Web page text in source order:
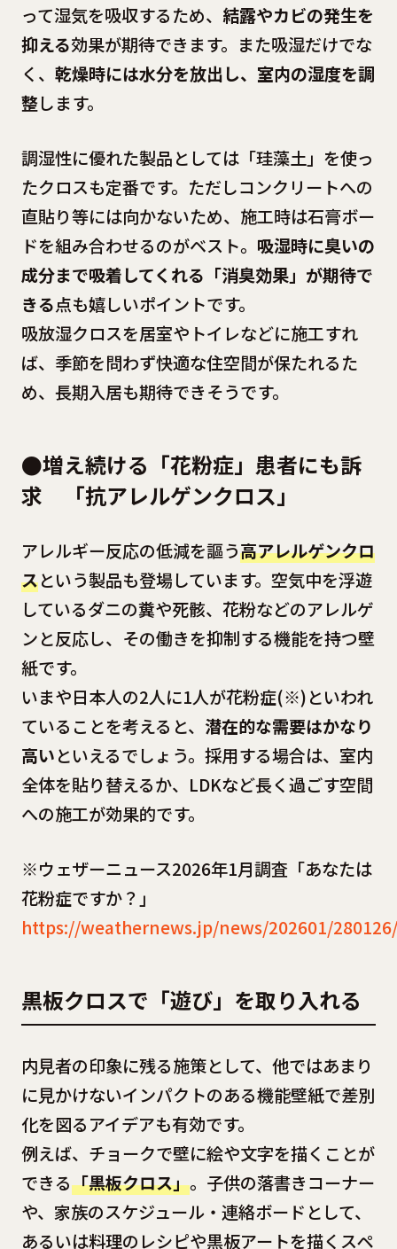
って湿気を吸収するため、 結露やカビの発生を
抑える効果が期待できます。また吸湿だけでな
く、 乾燥時には水分を放出し、室内の湿度を調
整します。
調湿性に優れた製品としては「珪藻土」を使っ
たクロスも定番です。ただしコンクリートへの
直貼り等には向かないため、施工時は石膏ボー
ドを組み合わせるのがベスト。 吸湿時に臭いの
成分まで吸着してくれる「消臭効果」が期待で
きる点も嬉しいポイントです。
吸放湿クロスを居室やトイレなどに施工すれ
ば、季節を問わず快適な住空間が保たれるた
め、長期入居も期待できそうです。
●増え続ける「花粉症」患者にも訴
求 「抗アレルゲンクロス」
アレルギー反応の低減を謳う高アレルゲンクロ
スという製品も登場しています。空気中を浮遊
しているダニの糞や死骸、花粉などのアレルゲ
ンと反応し、その働きを抑制する機能を持つ壁
紙です。
いまや日本人の2人に1人が花粉症(※)といわれ
ていることを考えると、 潜在的な需要はかなり
高いといえるでしょう。採用する場合は、室内
全体を貼り替えるか、LDKなど長く過ごす空間
への施工が効果的です。
※ウェザーニュース2026年1月調査「あなたは
花粉症ですか？」
https://weathernews.jp/news/202601/280126/
黒板クロスで「遊び」を取り入れる
内見者の印象に残る施策として、他ではあまり
に見かけないインパクトのある機能壁紙で差別
化を図るアイデアも有効です。
例えば、チョークで壁に絵や文字を描くことが
できる「黒板クロス」。子供の落書きコーナー
や、家族のスケジュール・連絡ボードとして、
あるいは料理のレシピや黒板アートを描くスペ